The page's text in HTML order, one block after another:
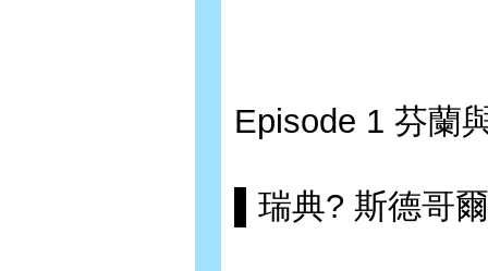
Episode 1 芬蘭
▌瑞典? 斯德哥